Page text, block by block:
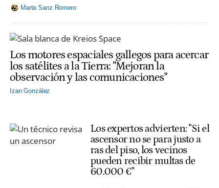
Marta Sanz Romero
Los motores espaciales gallegos para acercar
los satélites a la Tierra: "Mejoran la
observación y las comunicaciones"
Izan González
Los expertos advierten: "Si el
ascensor no se para justo a
ras del piso, los vecinos
pueden recibir multas de
60.000 €"